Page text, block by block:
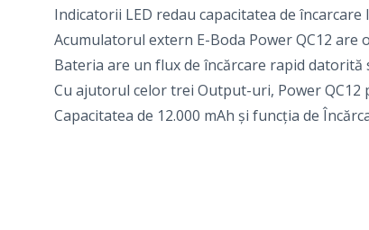
Indicatorii LED redau capacitatea de încarcare
Acumulatorul extern E-Boda Power QC12
Bateria are un flux de încărcare rapid datorită
Cu ajutorul celor trei Output-uri, Power
Capacitatea de 12.000 mAh și funcția de